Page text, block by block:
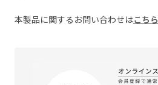
本製品に関するお問い合わせはこちら